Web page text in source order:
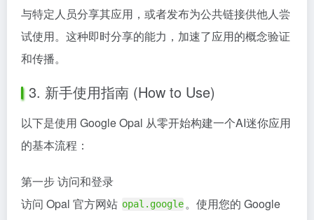
与特定人员分享其应用，或者发布为公共链接供他人尝
试使用。这种即时分享的能力，加速了应用的概念验证
和传播。
3. 新手使用指南 (How to Use)
以下是使用 Google Opal 从零开始构建一个AI迷你应用
的基本流程：
第一步 访问和登录
访问 Opal 官方网站 opal.google。使用您的 Google